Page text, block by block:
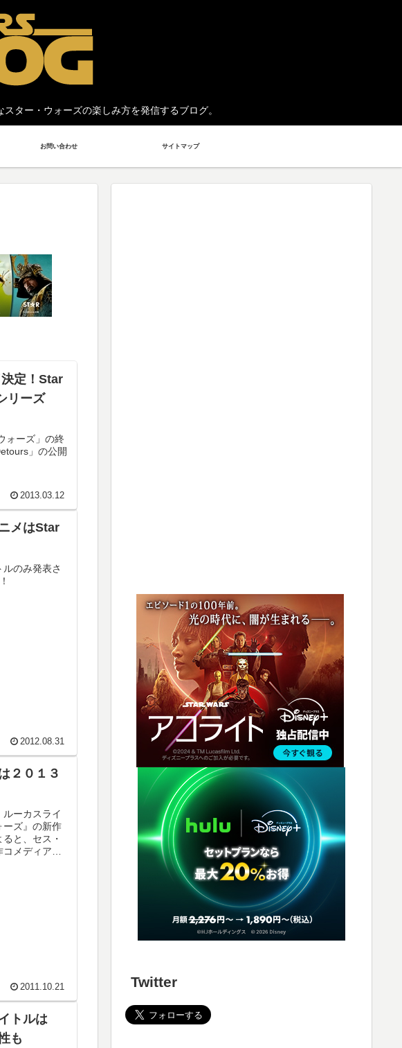
ター・ウォーズの楽しみ方を発信するブログ。
お問い合わせ サイトマップ
定！Star
リーズ
ォーズ」の終
」の公開
2013.03.12
メはStar
のみ発表さ
2012.08.31
２０１３
ーカスライ
ーズ』の新作
と、セス・
メディアニ
2011.10.21
トルは
も
Twitter